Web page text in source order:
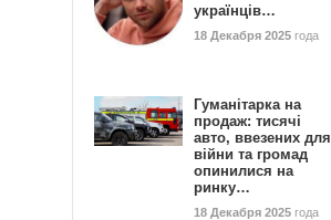
українців…
18 Декабря 2025 года
Гуманітарка на
продаж: тисячі
авто, ввезених для
війни та громад
опинилися на
ринку…
18 Декабря 2025 года